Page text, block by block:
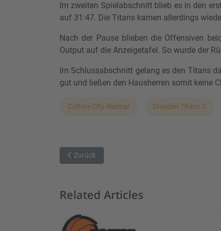
Im zweiten Spielabschnitt blieb es in den
auf 31:47. Die Titans kamen allerdings
Nach der Pause blieben die Offensiven
Output auf die Anzeigetafel. So wurde der
Im Schlussabschnitt gelang es den Titans
gut und ließen den Hausherren somit keine
Culture City Weimar Dresden Titans 2
Vorheriger Beitrag: Krimi in Nördlingen
Zurück
Related Articles